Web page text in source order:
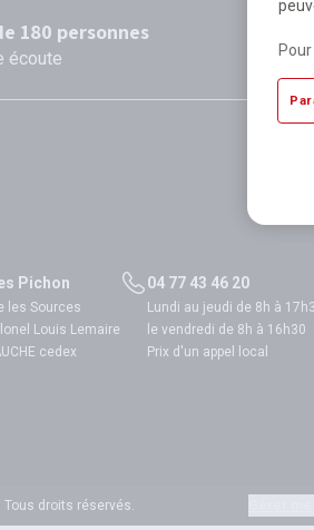
180 personnes
écoute
Pichon
les Sources
Louis Lemaire
cedex
04 77 43 46 20
Lundi au jeudi de 8h à
le vendredi de 8h à 16h30
Prix d'un appel local
droits réservés.